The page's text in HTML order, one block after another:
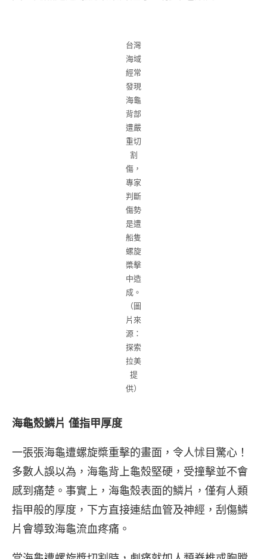
台灣
海域
經常
發現
海龜
背部
遭嚴
重切
割
傷，
專家
判斷
傷勢
是遭
船隻
螺旋
槳擊
中造
成。
（圖
片來
源：
探索
拉美
提
供）
海龜殼鱗片 僅指甲厚度
一張張海龜遭螺旋槳重擊的畫面，令人怵目驚心！
多數人誤以為，海龜背上龜殼堅硬，受撞擊並不會
感到痛楚。事實上，海龜殼表面的鱗片，僅有人類
指甲般的厚度，下方直接連結血管及神經，刮傷鱗
片會導致海龜流血疼痛。